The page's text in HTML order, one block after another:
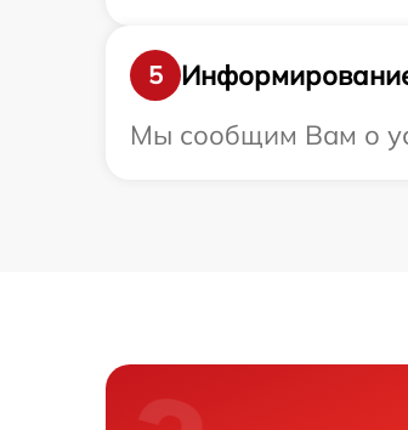
5
Мы сообщим Вам о